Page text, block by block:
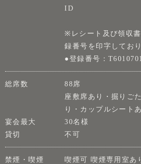
ID
※レシート及び領収
録番号を印字してお
●登録番号：
総席数
88席
座敷席あり・掘りご
り・カップルシート
宴会最大
30名様
貸切
不可
禁煙・喫煙
喫煙可 喫煙専用室あ